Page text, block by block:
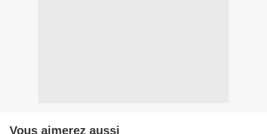
Vous aimerez aussi